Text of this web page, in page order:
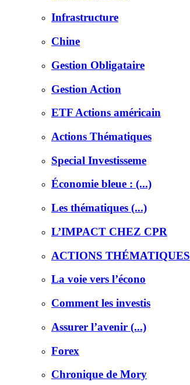
Infrastructure
Chine
Gestion Obligataire
Gestion Action
ETF Actions américain
Actions Thématiques
Special Investisseme
Économie bleue : (...)
Les thématiques (...)
L’IMPACT CHEZ CPR
ACTIONS THÉMATIQUES
La voie vers l’écono
Comment les investis
Assurer l’avenir (...)
Forex
Chronique de Mory